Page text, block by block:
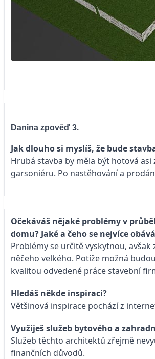
Danina zpověď 3.
Jak dlouho si myslíš, že bude
Hrubá stavba by měla být hotová
garsoniéru. Po nastěhování a
Očekáváš nějaké problémy v
domu? Jaké a čeho se nejvíce
Problémy se určitě vyskytnou, avšak
něčeho velkého. Potíže možná
kvalitou odvedené práce stavební
Hledáš někde inspiraci?
Většinová inspirace pochází z
Využiješ služeb bytového a
Služeb těchto architektů zřejmě
finančních důvodů.